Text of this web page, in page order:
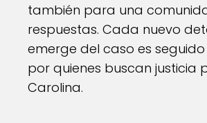
también para una
respuestas. Cada nuevo
emerge del caso es
por quienes buscan justicia
Carolina.